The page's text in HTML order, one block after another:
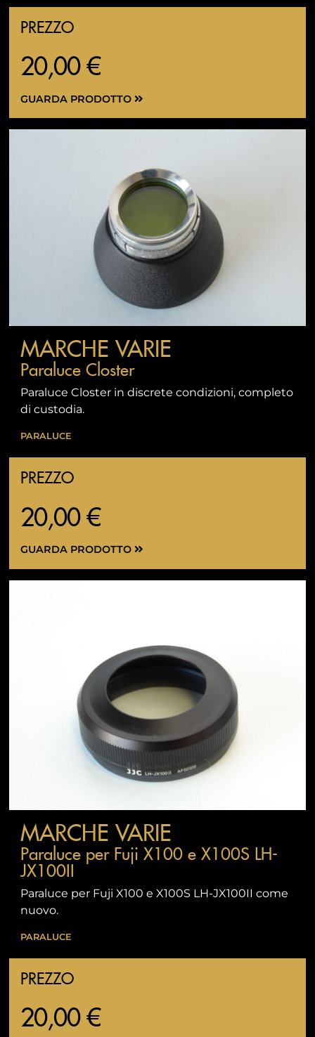
PREZZO
20,00 €
GUARDA PRODOTTO
MARCHE VARIE
Paraluce Closter
Paraluce Closter in discrete condizioni, completo
di custodia.
PARALUCE
PREZZO
20,00 €
GUARDA PRODOTTO
MARCHE VARIE
Paraluce per Fuji X100 e X100S LH-
JX100II
Paraluce per Fuji X100 e X100S LH-JX100II come
nuovo.
PARALUCE
PREZZO
20,00 €